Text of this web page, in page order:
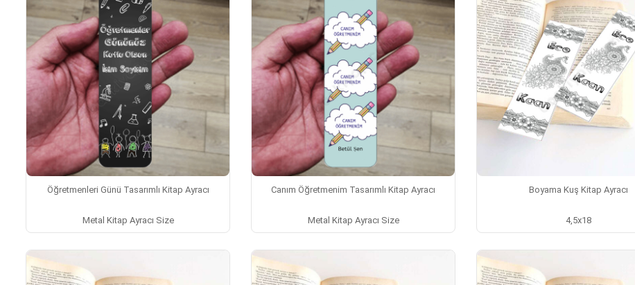
Öğretmenleri Günü Tasarımlı Kitap Ayracı
Metal Kitap Ayracı Size
Canım Öğretmenim Tasarımlı Kitap Ayracı
Metal Kitap Ayracı Size
Boyama Kuş Kitap Ayracı
4,5x18